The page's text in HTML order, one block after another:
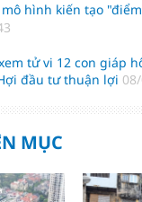
mô hình kiến tạo
tử vi 12 con giáp
đầu tư thuận lợi
MỤC